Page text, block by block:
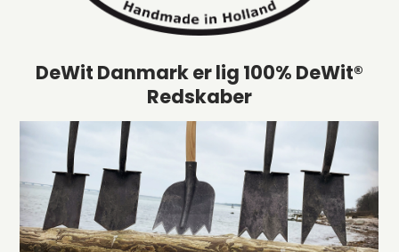
DeWit Danmark er lig 100% DeWit®
Redskaber